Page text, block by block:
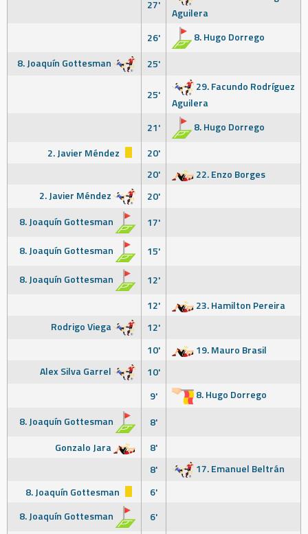
27'
Aguilera
26'
8. Hugo Dorrego
8. Joaquín Gottesman
25'
25'
29. Facundo Rodríguez
Aguilera
21'
8. Hugo Dorrego
2. Javier Méndez
20'
20'
22. Enzo Borges
2. Javier Méndez
20'
8. Joaquín Gottesman
17'
8. Joaquín Gottesman
15'
8. Joaquín Gottesman
12'
12'
23. Hamilton Pereira
Rodrigo Viega
12'
10'
19. Mauro Brasil
Alex Silva Garrel
10'
9'
8. Hugo Dorrego
8. Joaquín Gottesman
8'
Gonzalo Jara
8'
8'
17. Emanuel Beltrán
8. Joaquín Gottesman
6'
8. Joaquín Gottesman
6'